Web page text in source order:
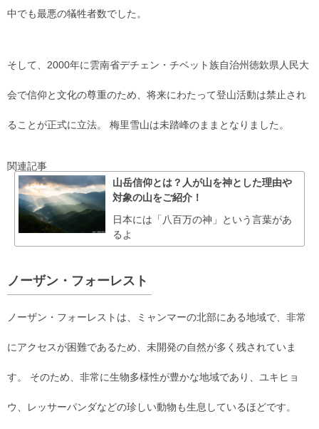
中でも最悪の犠牲者数でした。
そして、2000年に雲南省デチェン・チベット族自治州徳欽県人民大
会で信仰と文化の尊重のため、将来にわたって登山活動は禁止され
ることが正式に立法。 梅里雪山は未踏峰のままとなりました。
関連記事
山岳信仰とは？人が山を神とした理由や
対象の山をご紹介！
日本には「八百万の神」という言葉があ
るよ
ノーザン・フォーレスト
ノーザン・フォーレストは、ミャンマーの北部にある地域で、非常
にアクセスが困難であるため、未開発の自然が多く残されていま
す。 そのため、非常に生物多様性が豊かな地域であり、ユキヒョ
ウ、レッサーパンダなどの珍しい動物も生息しているほどです。